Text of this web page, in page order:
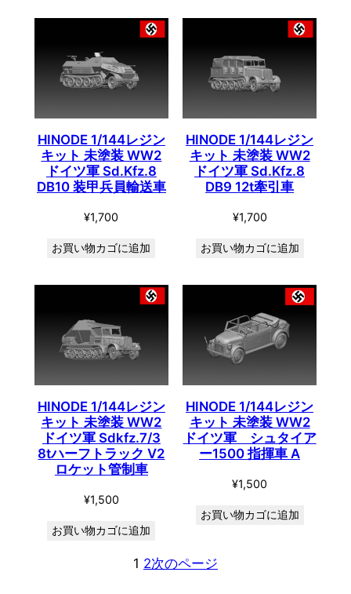
HINODE 1/144レジン
キット 未塗装 WW2
ドイツ軍 Sd.Kfz.8
DB10 装甲兵員輸送車
¥1,700
お買い物カゴに追加
HINODE 1/144レジン
キット 未塗装 WW2
ドイツ軍 Sd.Kfz.8
DB9 12t牽引車
¥1,700
お買い物カゴに追加
HINODE 1/144レジン
キット 未塗装 WW2
ドイツ軍 Sdkfz.7/3
8tハーフトラック V2
ロケット管制車
¥1,500
お買い物カゴに追加
HINODE 1/144レジン
キット 未塗装 WW2
ドイツ軍 シュタイア
ー1500 指揮車 A
¥1,500
お買い物カゴに追加
1 2次のページ